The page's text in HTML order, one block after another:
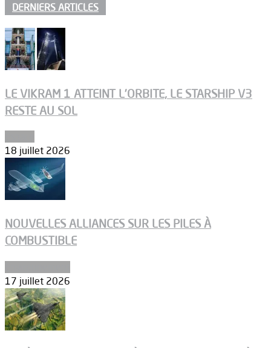
DERNIERS ARTICLES
LE VIKRAM 1 ATTEINT L’ORBITE, LE STARSHIP V3
RESTE AU SOL
18 juillet 2026
NOUVELLES ALLIANCES SUR LES PILES À
COMBUSTIBLE
17 juillet 2026